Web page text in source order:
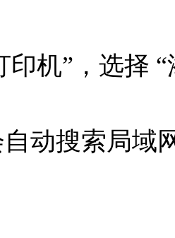
印机”，选择
动搜索局域